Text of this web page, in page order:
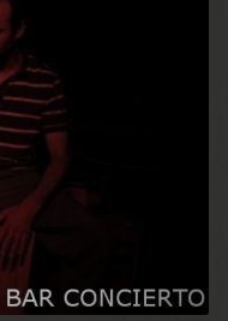
FOTOS
VIDEOS
RECORDANDO